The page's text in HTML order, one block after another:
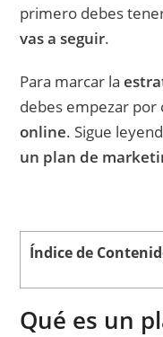
primero debes
vas a seguir.
Para marcar la
debes empezar por
online. Sigue
un plan de
Índice de
Qué es un